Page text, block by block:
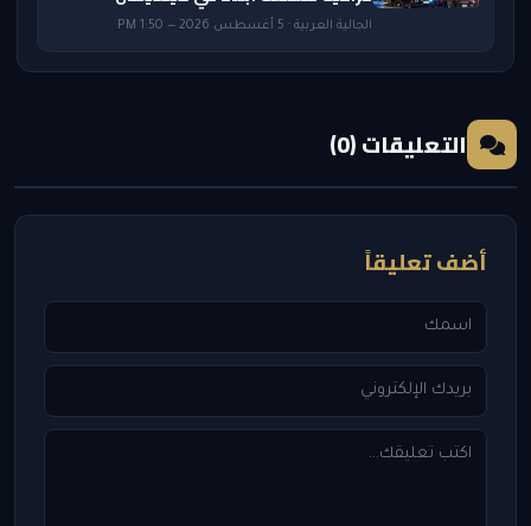
الجالية العربية · 5 أغسطس 2026 — 1:50 PM
التعليقات (0)
أضف تعليقاً